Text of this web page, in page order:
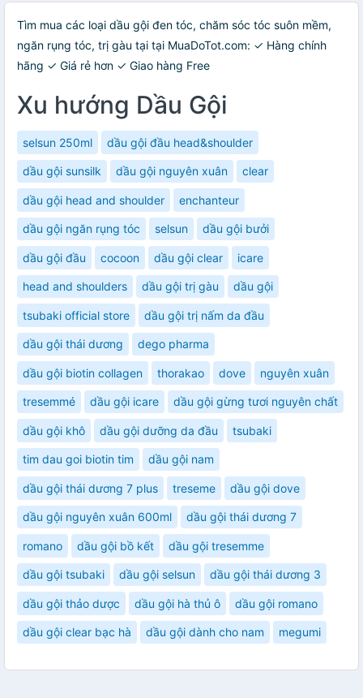
Tìm mua các loại dầu gội đen tóc, chăm sóc tóc suôn mềm,
ngăn rụng tóc, trị gàu tại tại MuaDoTot.com: ✓ Hàng chính
hãng ✓ Giá rẻ hơn ✓ Giao hàng Free
Xu hướng Dầu Gội
selsun 250ml dầu gội đầu head&shoulder
dầu gội sunsilk dầu gội nguyên xuân clear
dầu gội head and shoulder enchanteur
dầu gội ngăn rụng tóc selsun dầu gội bưởi
dầu gội đầu cocoon dầu gội clear icare
head and shoulders dầu gội trị gàu dầu gội
tsubaki official store dầu gội trị nấm da đầu
dầu gội thái dương dego pharma
dầu gội biotin collagen thorakao dove nguyên xuân
tresemmé dầu gội icare dầu gội gừng tươi nguyên chất
dầu gội khô dầu gội dưỡng da đầu tsubaki
tim dau goi biotin tim dầu gội nam
dầu gội thái dương 7 plus treseme dầu gội dove
dầu gội nguyên xuân 600ml dầu gội thái dương 7
romano dầu gội bồ kết dầu gội tresemme
dầu gội tsubaki dầu gội selsun dầu gội thái dương 3
dầu gội thảo dược dầu gội hà thủ ô dầu gội romano
dầu gội clear bạc hà dầu gội dành cho nam megumi